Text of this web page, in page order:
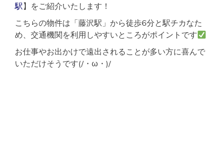
駅】をご紹介いたします！
こちらの物件は「藤沢駅」から徒歩6分と駅チカなた
め、交通機関を利用しやすいところがポイントです
お仕事やお出かけで遠出されることが多い方に喜んで
いただけそうです(/・ω・)/